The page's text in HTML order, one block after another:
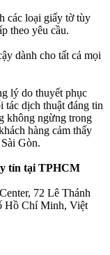
các loại giấy tờ tùy
theo yêu cầu.
dành cho tất cả mọi
lý do thuyết phục
tác dịch thuật đáng tin
không ngừng trong
hàng cảm thấy
Gòn.
tín tại TPHCM
72 Lê Thánh
Hồ Chí Minh, Việt